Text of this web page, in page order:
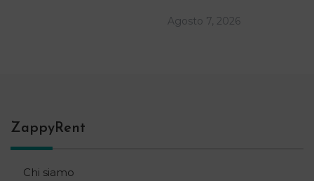
Agosto 7, 2026
ZappyRent
Chi siamo